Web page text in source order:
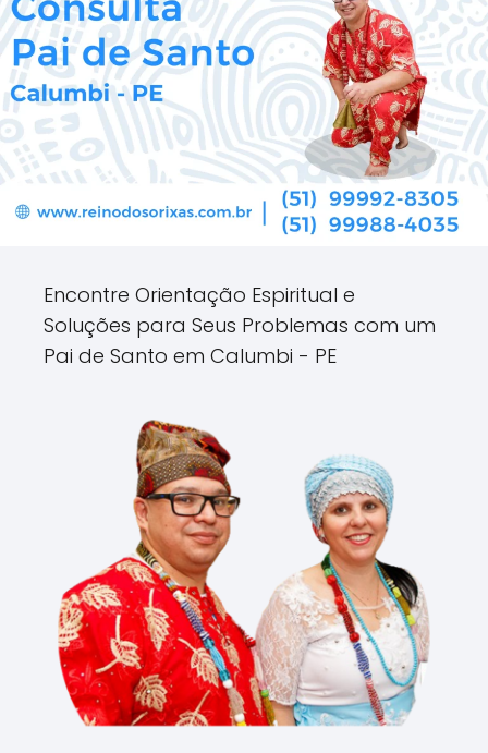
Encontre Orientação Espiritual e
Soluções para Seus Problemas com um
Pai de Santo em Calumbi - PE